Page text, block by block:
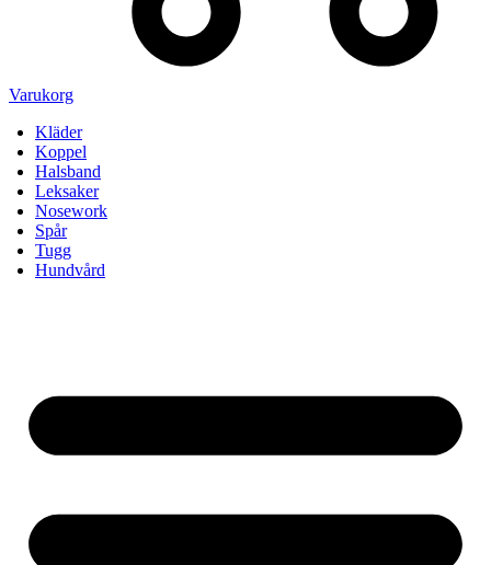
Varukorg
Kläder
Koppel
Halsband
Leksaker
Nosework
Spår
Tugg
Hundvård